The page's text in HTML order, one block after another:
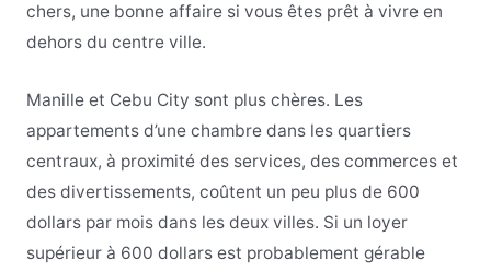
chers, une bonne affaire si vous êtes prêt à vivre en
dehors du centre ville.
Manille et Cebu City sont plus chères. Les
appartements d’une chambre dans les quartiers
centraux, à proximité des services, des commerces et
des divertissements, coûtent un peu plus de 600
dollars par mois dans les deux villes. Si un loyer
supérieur à 600 dollars est probablement gérable